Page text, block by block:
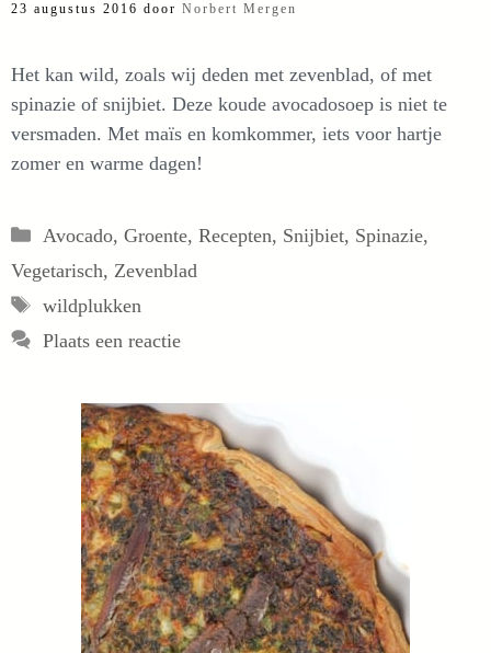
23 augustus 2016 door Norbert Mergen
Het kan wild, zoals wij deden met zevenblad, of met
spinazie of snijbiet. Deze koude avocadosoep is niet te
versmaden. Met maïs en komkommer, iets voor hartje
zomer en warme dagen!
Categorieën
Avocado, Groente, Recepten, Snijbiet, Spinazie,
Vegetarisch, Zevenblad
Tags
wildplukken
Plaats een reactie